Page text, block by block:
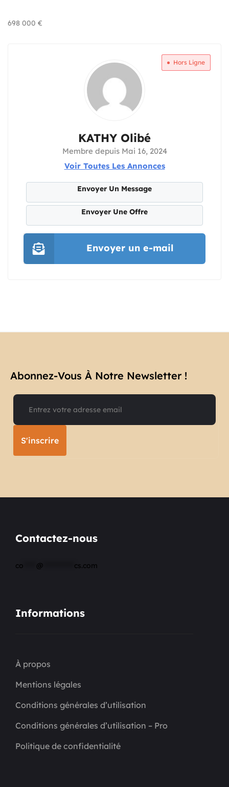
698 000 €
Hors Ligne
KATHY Olibé
Membre depuis Mai 16, 2024
Voir Toutes Les Annonces
Envoyer Un Message
Envoyer Une Offre
Envoyer un e-mail
Abonnez-Vous À Notre Newsletter !​
S'inscrire
Contactez-nous
co @ cs.com
Informations
À propos
Mentions légales
Conditions générales d’utilisation
Conditions générales d’utilisation – Pro
Politique de confidentialité